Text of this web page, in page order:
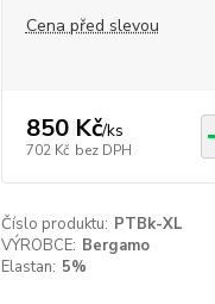
Cena před slevou
850 Kč/ks
702 Kč bez DPH
Číslo produktu: PTBk-XL
VÝROBCE: Bergamo
Elastan: 5%